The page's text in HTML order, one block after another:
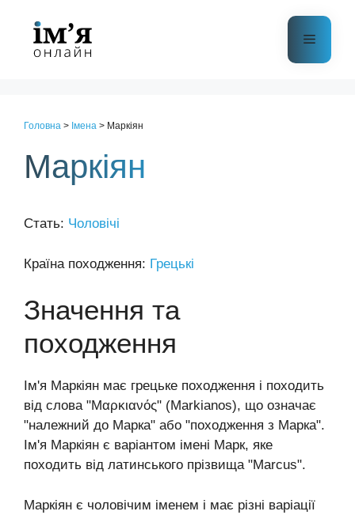
контенту
Меню
Головна > Імена > Маркіян
Маркіян
Стать: Чоловічі
Країна походження: Грецькі
Значення та
походження
Ім'я Маркіян має грецьке походження і походить
від слова "Μαρκιανός" (Markianos), що означає
"належний до Марка" або "походження з Марка".
Ім'я Маркіян є варіантом імені Марк, яке
походить від латинського прізвища "Marcus".
Маркіян є чоловічим іменем і має різні варіації